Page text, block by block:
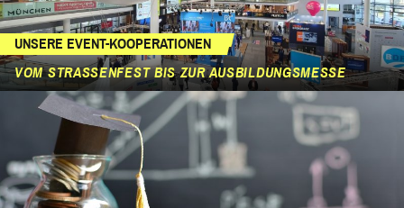
UNSERE EVENT-KOOPERATIONEN
VOM STRASSENFEST BIS ZUR AUSBILDUNGSMESSE